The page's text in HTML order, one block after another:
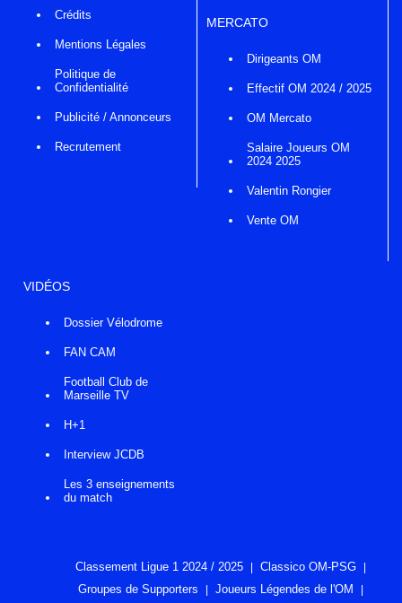
Crédits
Mentions Légales
Politique de
Confidentialité
Publicité / Annonceurs
Recrutement
MERCATO
Dirigeants OM
Effectif OM 2024 / 2025
OM Mercato
Salaire Joueurs OM
2024 2025
Valentin Rongier
Vente OM
VIDÉOS
Dossier Vélodrome
FAN CAM
Football Club de
Marseille TV
H+1
Interview JCDB
Les 3 enseignements
du match
Classement Ligue 1 2024 / 2025
Classico OM-PSG
Groupes de Supporters
Joueurs Légendes de l'OM